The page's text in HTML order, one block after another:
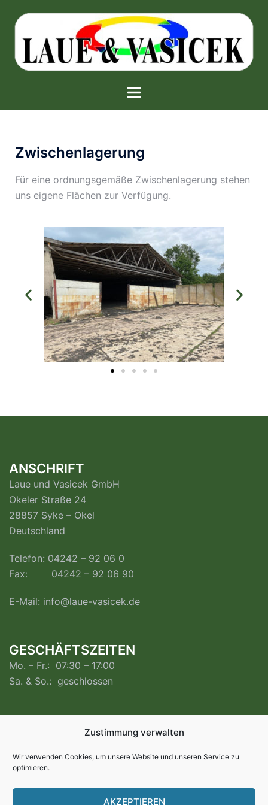
Zustimmung verwalten
Wir verwenden Cookies, um unsere Website und unseren Service zu
optimieren.
AKZEPTIEREN
Zwischenlagerung
Für eine ordnungsgemäße Zwischenlagerung stehen
uns eigene Flächen zur Verfügung.
ANSCHRIFT
Laue und Vasicek GmbH
Okeler Straße 24
28857 Syke – Okel
Deutschland
Telefon: 04242 – 92 06 0
Fax: 04242 – 92 06 90
E-Mail: info@laue-vasicek.de
GESCHÄFTSZEITEN
Mo. – Fr.: 07:30 – 17:00
Sa. & So.: geschlossen
RECHTLICHES
Impressum
Datenschutzerklärung
Cookie-Richtlinie (EU)